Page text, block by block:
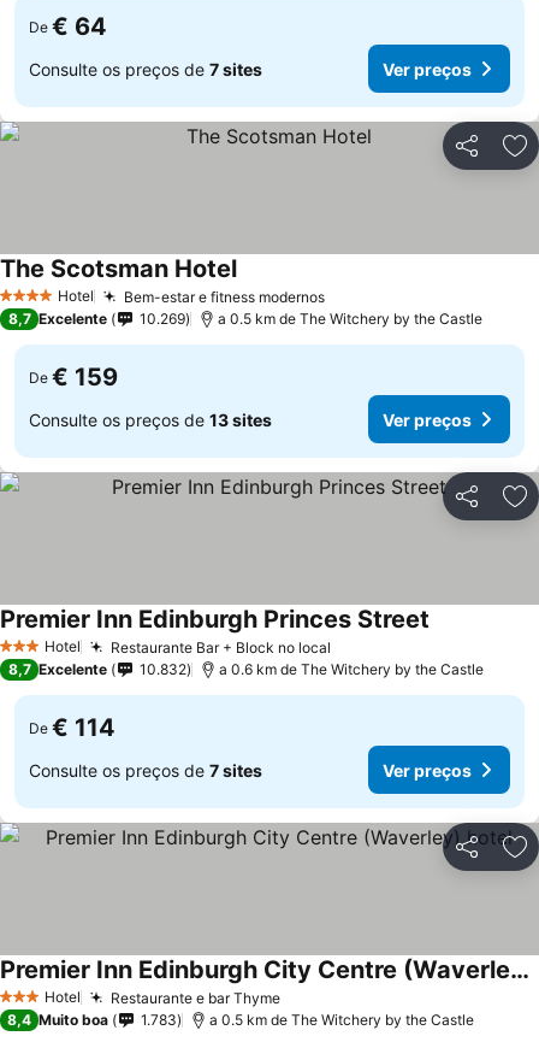
De € 64
Consulte os preços de 7 sites Ver preços
Partilhar
4 EstrelasHotel Bem-estar e fitness modernosVer preços
The Scotsman HotelVer preços
8,7 Excelente 10.269 a 0.5 km de The Witchery by the Castle
De € 159
Consulte os preços de 13 sites Ver preços
Partilhar
3 EstrelasHotel Restaurante Bar + Block no local
Premier Inn Edinburgh Princes Street
8,7 Excelente 10.832 a 0.6 km de The Witchery by the Castle
De € 114
Consulte os preços de 7 sites Ver preços
Partilhar
3 EstrelasHotel Restaurante e bar ThymeVer preços
Premier Inn Edinburgh City Centre (Waverley) hotel
Ver preços
8,4 Muito boa 1.783 a 0.5 km de The Witchery by the Castle